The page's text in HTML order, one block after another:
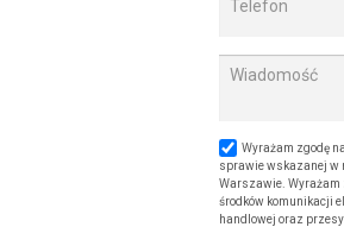
Wyrażam zgodę
sprawie wskazanej w
Warszawie. Wyrażam
środków komunikacji
handlowej oraz